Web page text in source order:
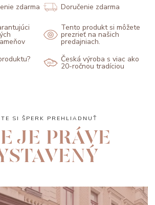
zdarma Doručenie zdarma
Tento produkt si môžete
prezrieť na našich
predajniach.
Česká výroba s viac ako
20-ročnou tradíciou
SI ŠPERK PREHLIADNUŤ
JE PRÁVE